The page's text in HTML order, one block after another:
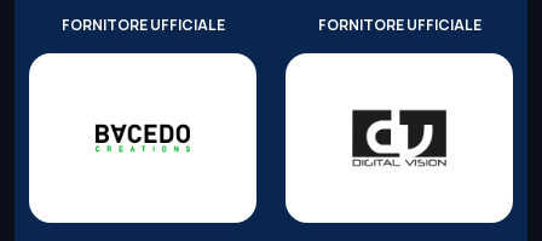
FORNITORE UFFICIALE FORNITORE UFFICIALE